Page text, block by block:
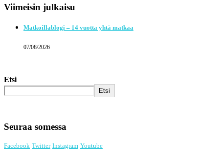
Viimeisin julkaisu
Matkoillablogi – 14 vuotta yhtä matkaa
07/08/2026
Etsi
Etsi
Seuraa somessa
Facebook Twitter Instagram Youtube